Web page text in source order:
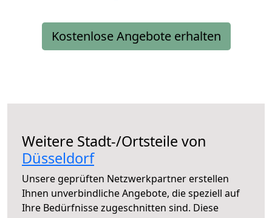
Kostenlose Angebote erhalten
Weitere Stadt-/Ortsteile von
Düsseldorf
Unsere geprüften Netzwerkpartner erstellen
Ihnen unverbindliche Angebote, die speziell auf
Ihre Bedürfnisse zugeschnitten sind. Diese